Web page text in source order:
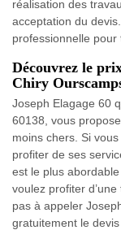
réalisation des
acceptation du
professionnelle pour
Découvrez le
Chiry
Joseph Elagage 60
60138, vous
moins chers. Si
profiter de ses
est le plus
voulez profiter
pas à appeler
gratuitement le